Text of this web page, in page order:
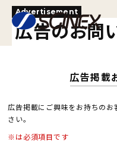
Advertisement
広告のお問
広告掲載
広告掲載にご興味をお持ちの
さい。
※は必須項目です